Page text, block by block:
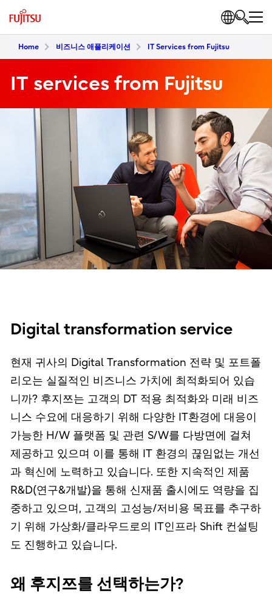
Home 비즈니스 애플리케이션 IT Services from Fujitsu
IT services from Fujitsu
Digital transformation service
현재 귀사의 Digital Transformation 전략 및 포트폴
리오는 실질적인 비즈니스 가치에 최적화되어 있습
니까? 후지쯔는 고객의 DT 적용 최적화와 미래 비즈
니스 수요에 대응하기 위해 다양한 IT환경에 대응이
가능한 H/W 플랫폼 및 관련 S/W를 다방면에 걸쳐
제공하고 있으며 이를 통해 IT 환경의 끊임없는 개선
과 혁신에 노력하고 있습니다. 또한 지속적인 제품
R&D(연구&개발)을 통해 신재품 출시에도 역량을 집
중하고 있으며, 고객의 고성능/저비용 목표를 추구하
기 위해 가상화/클라우드로의 IT인프라 Shift 컨설팅
도 진행하고 있습니다.
왜 후지쯔를 선택하는가?